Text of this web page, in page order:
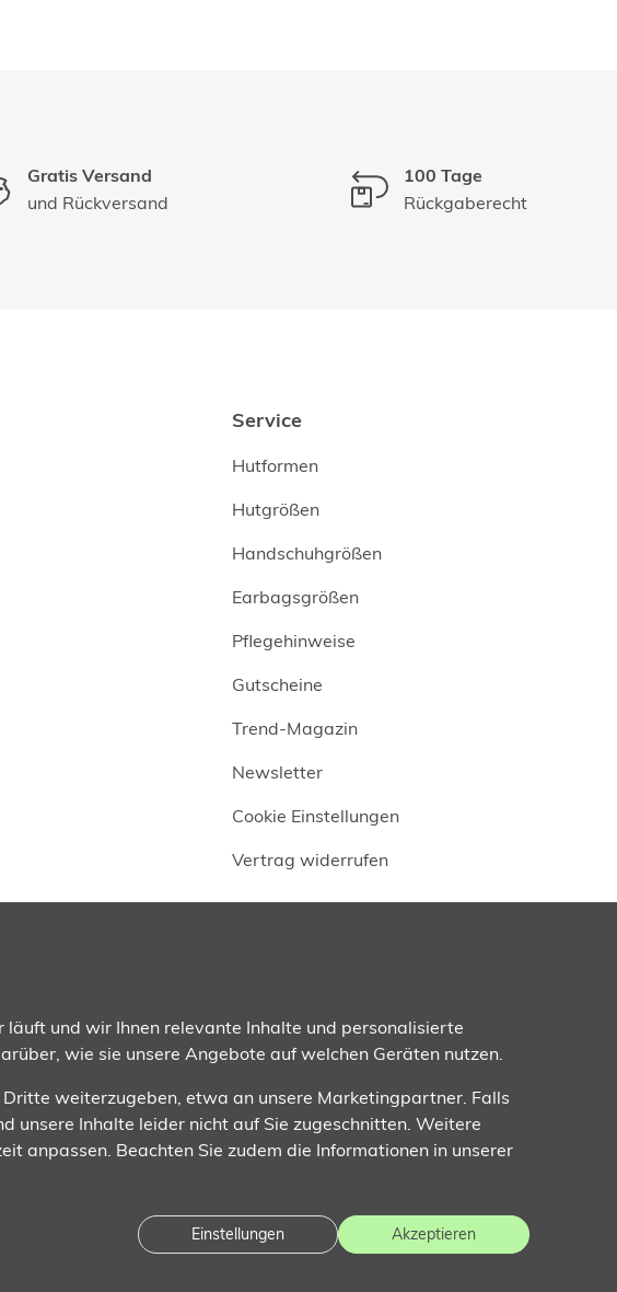
läuft und wir Ihnen relevante Inhalte und personalisierte
wie sie unsere Angebote auf welchen Geräten nutzen.
weiterzugeben, etwa an unsere Marketingpartner. Falls
unsere Inhalte leider nicht auf Sie zugeschnitten. Weitere
anpassen. Beachten Sie zudem die Informationen in unserer
Einstellungen Akzeptieren
Gratis Versand
und Rückversand
100 Tage
Rückgaberecht
Service
Hutformen
Hutgrößen
Handschuhgrößen
Earbagsgrößen
Pflegehinweise
Gutscheine
Trend-Magazin
Newsletter
Cookie Einstellungen
Vertrag widerrufen